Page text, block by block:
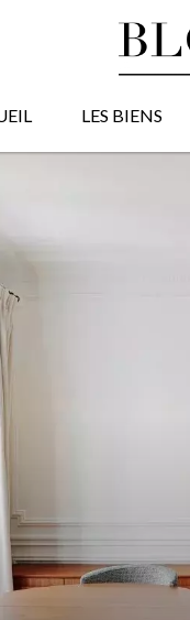
LES BIENS